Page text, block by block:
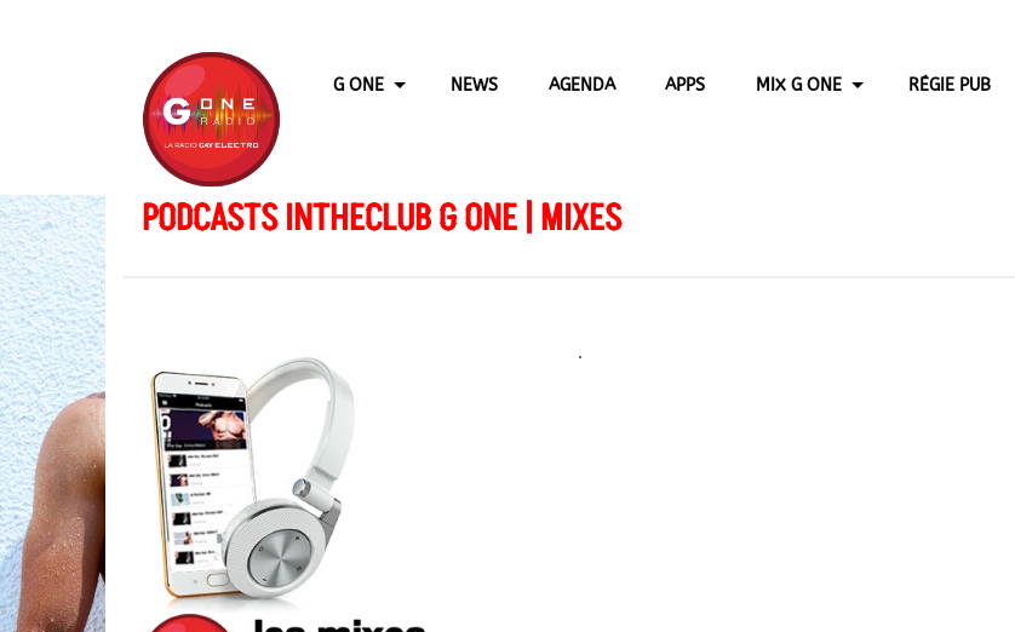
G ONE NEWS AGENDA APPS MIX G ONE RÉGIE PUB
PODCASTS INTHECLUB G ONE | MIXES
.